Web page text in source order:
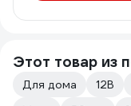
Этот товар из
Для дома 12В